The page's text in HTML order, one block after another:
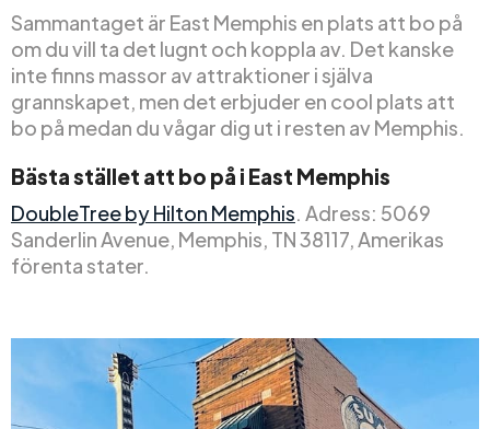
Sammantaget är East Memphis en plats att bo på
om du vill ta det lugnt och koppla av. Det kanske
inte finns massor av attraktioner i själva
grannskapet, men det erbjuder en cool plats att
bo på medan du vågar dig ut i resten av Memphis.
Bästa stället att bo på i East Memphis
DoubleTree by Hilton Memphis. Adress: 5069
Sanderlin Avenue, Memphis, TN 38117, Amerikas
förenta stater.